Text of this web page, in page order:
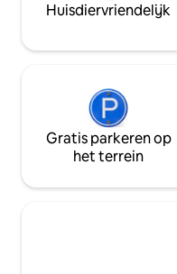
Huisdiervriendelijk
Gratis parkeren op
het terrein